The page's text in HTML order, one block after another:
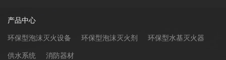
产品中心
环保型泡沫灭火设备 环保型泡沫灭火剂 环保型水基灭火器
供水系统 消防器材